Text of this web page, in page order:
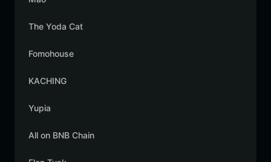
The Yoda Cat
Fomohouse
KACHING
Yupia
All on BNB Chain